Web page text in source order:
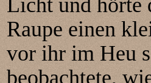
Licht und hörte
Raupe einen
vor ihr im Heu
beobachtete,